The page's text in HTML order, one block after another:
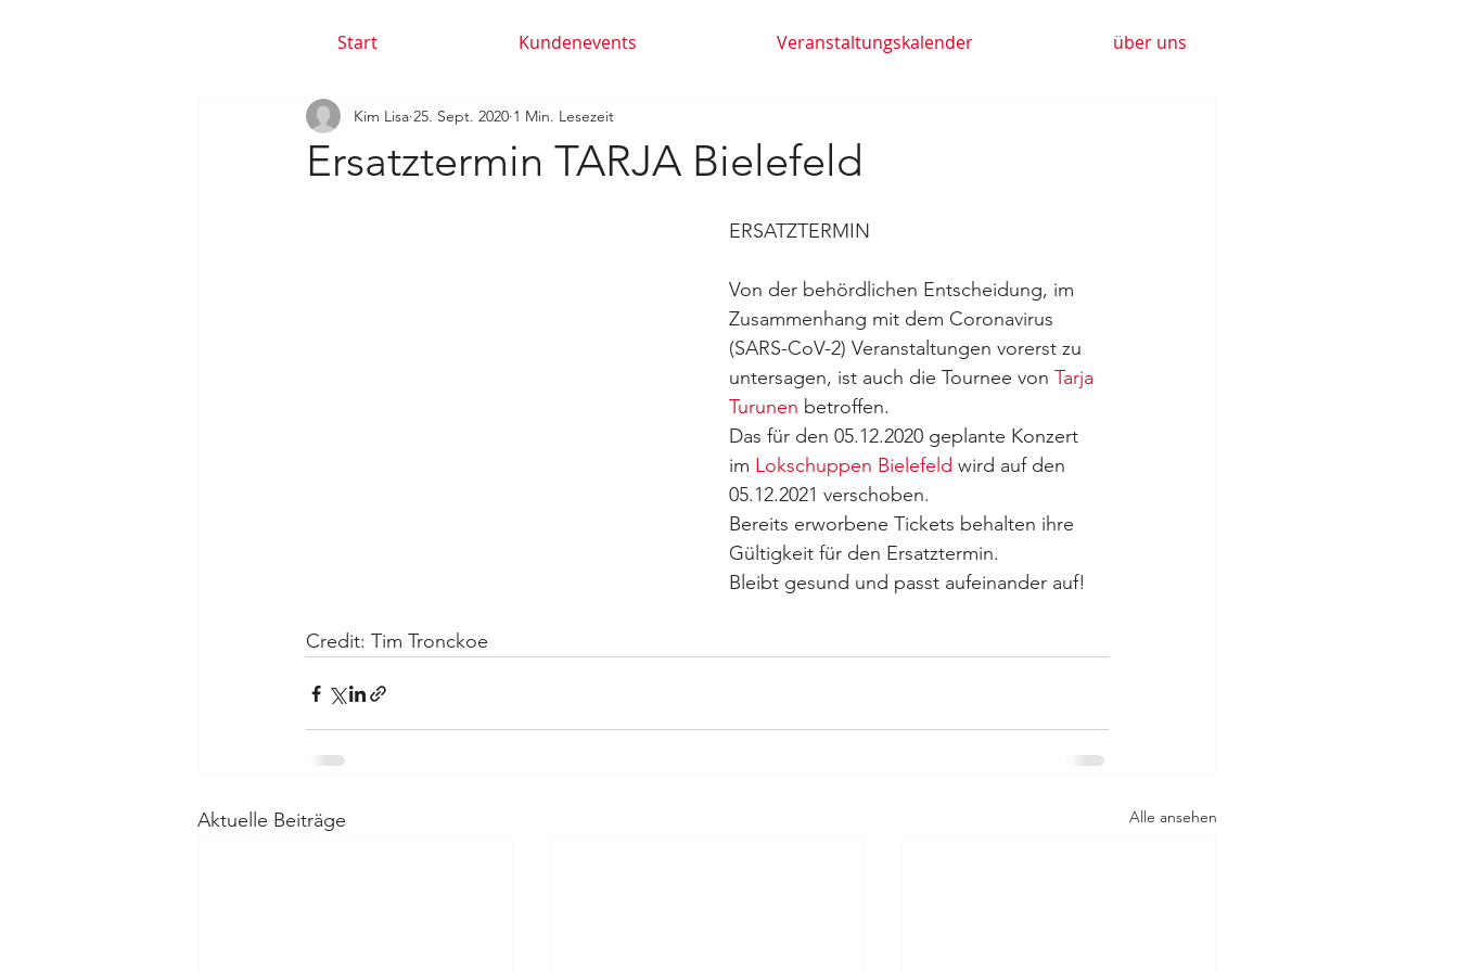
Start Kundenevents Veranstaltungskalender über uns
Ersatztermin TARJA Bielefeld
Kim Lisa 25. Sept. 2020 1 Min. Lesezeit
ERSATZTERMIN
Von der behördlichen Entscheidung, im
Zusammenhang mit dem Coronavirus
(SARS-CoV-2) Veranstaltungen vorerst zu
untersagen, ist auch die Tournee von Tarja
Turunen betroffen.
Das für den 05.12.2020 geplante Konzert
im Lokschuppen Bielefeld wird auf den
05.12.2021 verschoben.
Bereits erworbene Tickets behalten ihre
Gültigkeit für den Ersatztermin.
Bleibt gesund und passt aufeinander auf!
Credit: Tim Tronckoe
Aktuelle Beiträge Alle ansehen